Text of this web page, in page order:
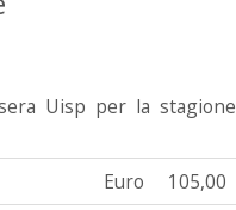
Uisp per la stagione
Euro
105,00